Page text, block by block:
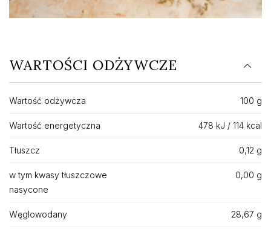
WARTOŚCI ODŻYWCZE
Wartość odżywcza 100 g
Wartość energetyczna 478 kJ / 114 kcal
Tłuszcz 0,12 g
w tym kwasy tłuszczowe
nasycone
0,00 g
Węglowodany 28,67 g